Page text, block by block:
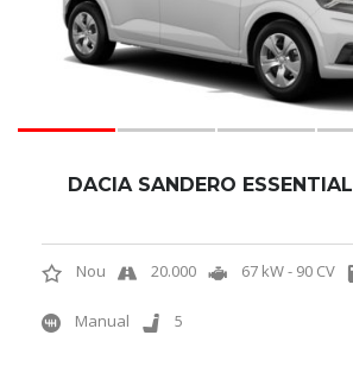
DACIA SANDERO ESSENTIAL
Nou 20.000 67 kW - 90 CV
Manual 5